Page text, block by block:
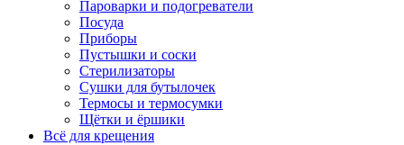
Пароварки и подогреватели
Посуда
Приборы
Пустышки и соски
Стерилизаторы
Сушки для бутылочек
Термосы и термосумки
Щётки и ёршики
Всё для крещения